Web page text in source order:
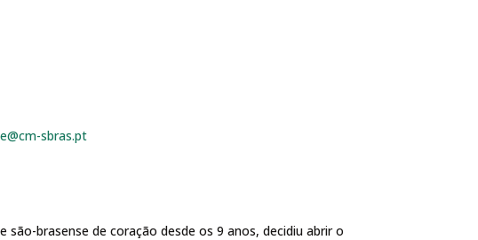
sbras.pt
são-brasense de coração desde os 9 anos, decidiu abrir o